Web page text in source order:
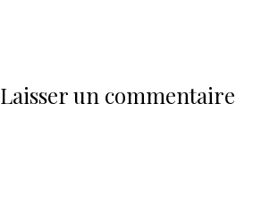
Laisser un commentaire